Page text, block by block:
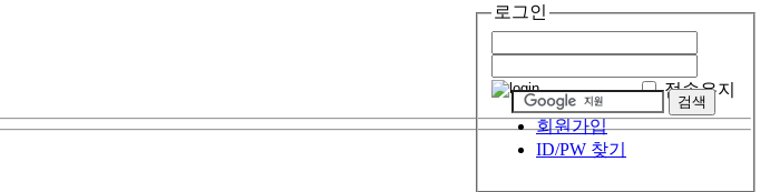
로그인
접속유지
회원가입
ID/PW 찾기